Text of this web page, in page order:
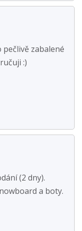
zabalené
:)
(2 dny).
a boty.